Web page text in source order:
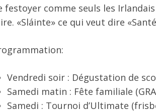
festoyer comme seuls les
«Sláinte» ce qui veut dire
Vendredi soir : Dégustation de
Samedi matin : Fête familiale
Samedi : Tournoi d’Ultimate